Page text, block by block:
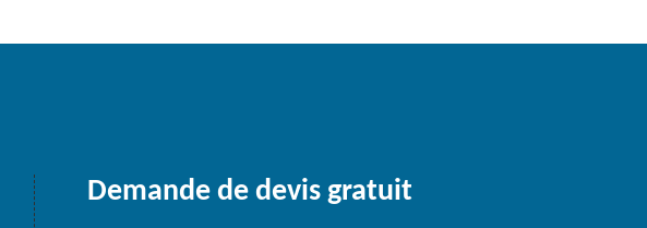
Demande de devis gratuit